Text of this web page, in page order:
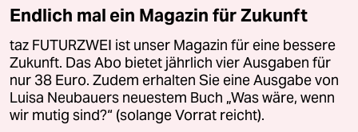
Endlich mal ein Magazin für Zukunft
taz FUTURZWEI ist unser Magazin für eine bessere
Zukunft. Das Abo bietet jährlich vier Ausgaben für
nur 38 Euro. Zudem erhalten Sie eine Ausgabe von
Luisa Neubauers neuestem Buch „Was wäre, wenn
wir mutig sind?“ (solange Vorrat reicht).